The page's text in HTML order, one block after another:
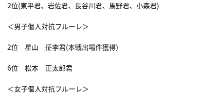
2位(東平君、岩佐君、長谷川君、馬野君、小森君)
＜男子個人対抗フルーレ＞
2位 星山 征李君(本戦出場件獲得)
6位 松本 正太郎君
＜女子個人対抗フルーレ＞